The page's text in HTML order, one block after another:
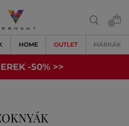
HOME OUTLET MÁRKÁK
-50% >>